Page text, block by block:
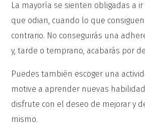
La mayoría se sienten obligadas a
que odian, cuando lo que
contrario. No conseguirás una
y, tarde o temprano, acabarás por
Puedes también escoger una
motive a aprender nuevas
disfrute con el deseo de mejorar y
mismo.